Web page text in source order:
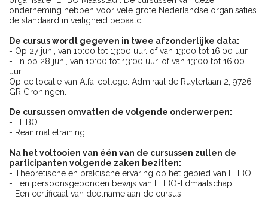
onderneming hebben voor vele grote Nederlandse organisaties
de standaard in veiligheid bepaald.
De cursus wordt gegeven in twee afzonderlijke data:
- Op 27 juni, van 10:00 tot 13:00 uur. of van 13:00 tot 16:00 uur.
- En op 28 juni, van 10:00 tot 13:00 uur. of van 13:00 tot 16:00
uur.
Op de locatie van Alfa-college: Admiraal de Ruyterlaan 2, 9726
GR Groningen.
De cursussen omvatten de volgende onderwerpen:
- EHBO
- Reanimatietraining
Na het voltooien van één van de cursussen zullen de
participanten volgende zaken bezitten:
- Theoretische en praktische ervaring op het gebied van EHBO
- Een persoonsgebonden bewijs van EHBO-lidmaatschap
- Een certificaat van deelname aan de cursus